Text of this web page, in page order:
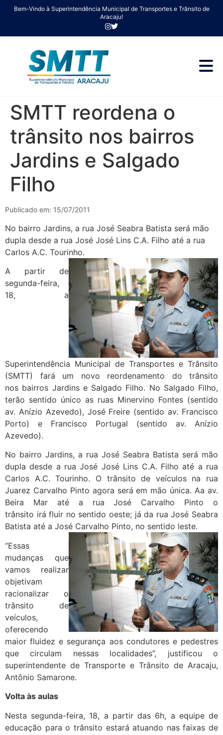
Bem-Vindo à Superintendência Municipal de Transportes e Trânsito de
Aracaju!
SMTT reordena o
trânsito nos bairros
Jardins e Salgado
Filho
Publicado em: 15/07/2011
No bairro Jardins, a rua José Seabra Batista será mão
dupla desde a rua José José Lins C.A. Filho até a rua
Carlos A.C. Tourinho.
A partir de
segunda-feira,
18, a
Superintendência Municipal de Transportes e Trânsito
(SMTT) fará um novo reordenamento do trânsito
nos bairros Jardins e Salgado Filho. No Salgado Filho,
terão sentido único as ruas Minervino Fontes (sentido
av. Anízio Azevedo), José Freire (sentido av. Francisco
Porto) e Francisco Portugal (sentido av. Anízio
Azevedo).
No bairro Jardins, a rua José Seabra Batista será mão
dupla desde a rua José José Lins C.A. Filho até a rua
Carlos A.C. Tourinho. O trânsito de veículos na rua
Juarez Carvalho Pinto agora será em mão única. Aa av.
Beira Mar até a rua José Carvalho Pinto o
trânsito irá fluir no sentido oeste; já da rua José Seabra
Batista até a José Carvalho Pinto, no sentido leste.
“Essas
mudanças que
vamos realizar
objetivam
racionalizar o
trânsito de
veículos,
oferecendo
maior fluidez e segurança aos condutores e pedestres
que circulam nessas localidades”, justificou o
superintendente de Transporte e Trânsito de Aracaju,
Antônio Samarone.
Volta às aulas
Nesta segunda-feira, 18, a partir das 6h, a equipe de
educação para o trânsito estará atuando nas faixas de